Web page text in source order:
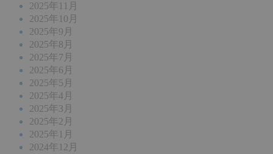
2025年11月
2025年10月
2025年9月
2025年8月
2025年7月
2025年6月
2025年5月
2025年4月
2025年3月
2025年2月
2025年1月
2024年12月